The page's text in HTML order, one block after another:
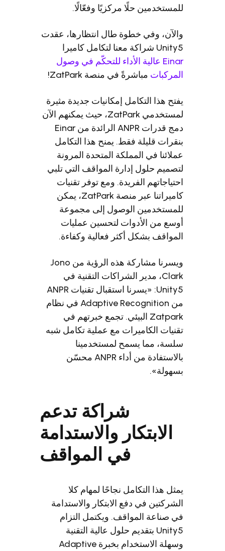
حلًا مركزيًا وفعّالًا.
وفي خطوة طال انتظارها، عقدت
Einar عالية الأداء للتحكّم في وصول
مباشرةً في منصة ZatPark!
هذا التكامل إمكانيات جديدة مثيرة
لمستخدمي ZatPark، حيث يمكنهم الآن
دمج قدرات ANPR الرائدة من Einar
قليلة فقط. يمنح هذا التكامل
في المملكة المتحدة المرونة
حلول إدارة المواقف التي تلبي
الفريدة. ومع توفر تقنيات
كاميراتنا عبر منصة ZatPark، يمكن
الوصول إلى مجموعة
من الأدوات لتحسين عمليات
بشكل أكثر فعالية وكفاءة.
ويسرنا مشاركة هذه الرؤية من Jono
Clark، مدير الشراكات التقنية في
Unity5: «يسرنا استقبال تقنيات ANPR
من Adaptive Recognition في نظام
Zatpark البيئي. تجمع خبرتهم في
الكاميرات مع عملية تكامل شبه
مما يسمح لمستخدمينا
بالاستفادة من أداء ANPR محسّن
شراكة تدعم
الابتكار والاستدامة
في المواقف
هذا التكامل نجاحًا لمهام كلا
في دفع الابتكار والاستدامة
المواقف. ويكتمل التزام
Unity5 بتقديم حلول عالية التقنية
وسهلة الاستخدام بخبرة Adaptive